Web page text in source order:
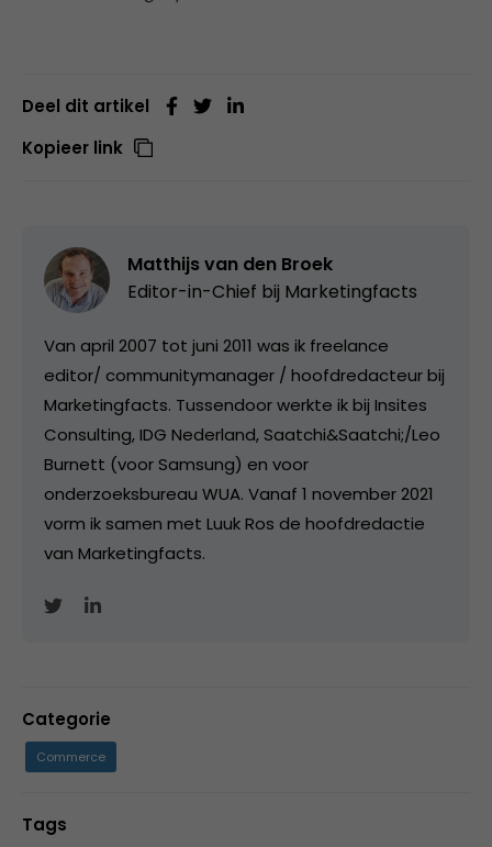
Deel dit artikel
Kopieer link
Matthijs van den Broek
Editor-in-Chief bij Marketingfacts
Van april 2007 tot juni 2011 was ik freelance
editor/ communitymanager / hoofdredacteur bij
Marketingfacts. Tussendoor werkte ik bij Insites
Consulting, IDG Nederland, Saatchi&Saatchi;/Leo
Burnett (voor Samsung) en voor
onderzoeksbureau WUA. Vanaf 1 november 2021
vorm ik samen met Luuk Ros de hoofdredactie
van Marketingfacts.
Categorie
Commerce
Tags